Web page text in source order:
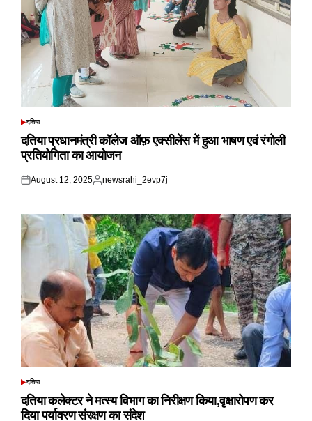
POSTED
दतिया
दतिया प्रधानमंत्री कॉलेज ऑफ़ एक्सीलेंस में हुआ भाषण एवं रंगोली
प्रतियोगिता का आयोजन
Posted
August 12, 2025
Posted
newsrahi_2evp7j
POSTED
दतिया
दतिया कलेक्टर ने मत्स्य विभाग का निरीक्षण किया,वृक्षारोपण कर
दिया पर्यावरण संरक्षण का संदेश